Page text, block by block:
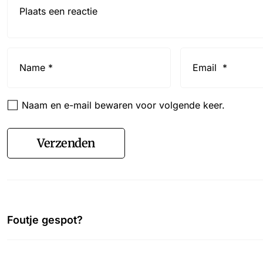
Naam en e-mail bewaren voor volgende keer.
Verzenden
Foutje gespot?